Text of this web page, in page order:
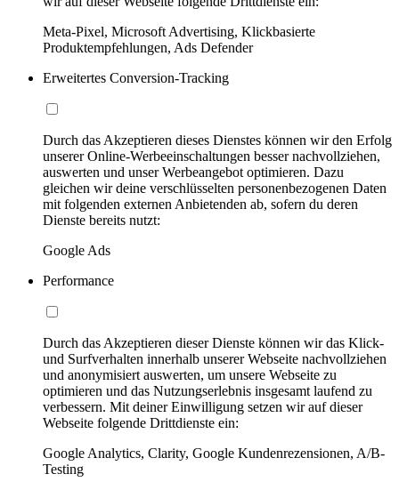
Meta-Pixel, Microsoft Advertising, Klickbasierte
Produktempfehlungen, Ads Defender
Erweitertes Conversion-Tracking
Durch das Akzeptieren dieses Dienstes können wir den Erfolg
unserer Online-Werbeeinschaltungen besser nachvollziehen,
auswerten und unser Werbeangebot optimieren. Dazu
gleichen wir deine verschlüsselten personenbezogenen Daten
mit folgenden externen Anbietenden ab, sofern du deren
Dienste bereits nutzt:
Google Ads
Performance
Durch das Akzeptieren dieser Dienste können wir das Klick-
und Surfverhalten innerhalb unserer Webseite nachvollziehen
und anonymisiert auswerten, um unsere Webseite zu
optimieren und das Nutzungserlebnis insgesamt laufend zu
verbessern. Mit deiner Einwilligung setzen wir auf dieser
Webseite folgende Drittdienste ein:
Google Analytics, Clarity, Google Kundenrezensionen, A/B-
Testing